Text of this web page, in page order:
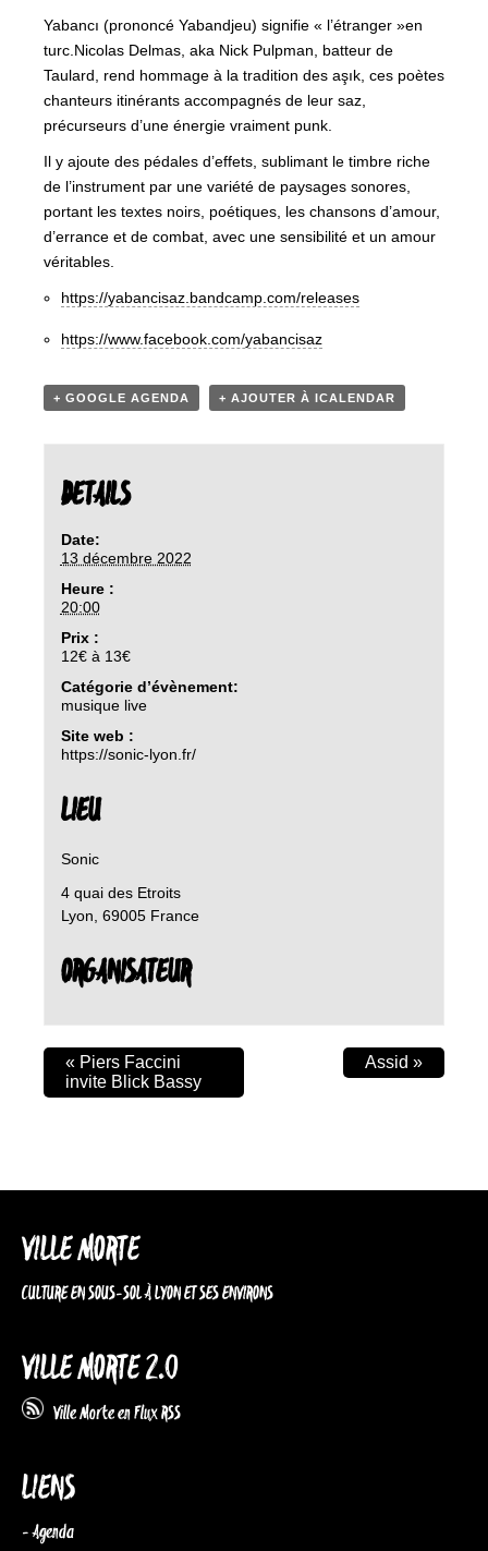
Yabancı (prononcé Yabandjeu) signifie « l’étranger »en
turc.Nicolas Delmas, aka Nick Pulpman, batteur de
Taulard, rend hommage à la tradition des aşık, ces poètes
chanteurs itinérants accompagnés de leur saz,
précurseurs d’une énergie vraiment punk.
Il y ajoute des pédales d’effets, sublimant le timbre riche
de l’instrument par une variété de paysages sonores,
portant les textes noirs, poétiques, les chansons d’amour,
d’errance et de combat, avec une sensibilité et un amour
véritables.
https://yabancisaz.bandcamp.com/releases
https://www.facebook.com/yabancisaz
+ GOOGLE AGENDA + AJOUTER À ICALENDAR
DETAILS
Date:
13 décembre 2022
Heure :
20:00
Prix :
12€ à 13€
Catégorie d’évènement:
musique live
Site web :
https://sonic-lyon.fr/
LIEU
Sonic
4 quai des Etroits
Lyon 69005 France
ORGANISATEUR
« Piers Faccini
invite Blick Bassy
Assid »
VILLE MORTE
CULTURE EN SOUS-SOL À LYON ET SES ENVIRONS
VILLE MORTE 2.0
Ville Morte en Flux RSS
LIENS
- Agenda